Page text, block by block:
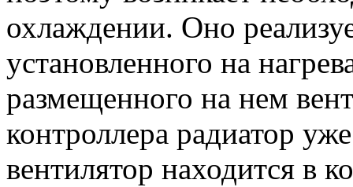
охлаждении. Оно
установленного на
размещенного на нем
контроллера радиатор
вентилятор находится в